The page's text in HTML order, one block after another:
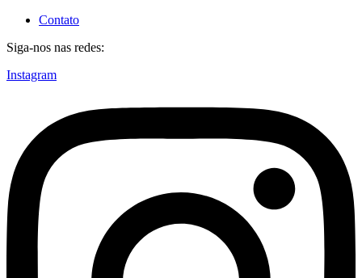
Contato
Siga-nos nas redes:
Instagram